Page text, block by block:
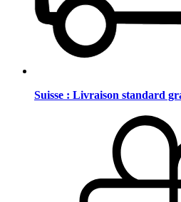
Suisse : Livraison standard